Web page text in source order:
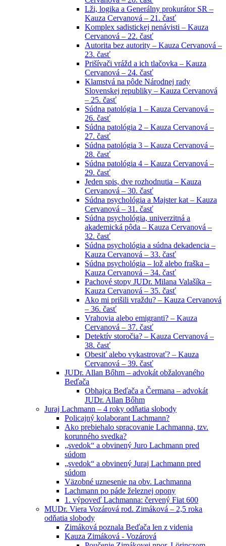
Lži, logika a Generálny prokurátor SR –
Kauza Cervanová – 21. časť
Komplex sadistickej nenávisti – Kauza
Cervanová – 22. časť
Autorita bez autority – Kauza Cervanová –
23. časť
Prišívači vrážd a ich tlačovka – Kauza
Cervanová – 24. časť
Klamstvá na pôde Národnej rady
Slovenskej republiky – Kauza Cervanová
– 25. časť
Súdna patológia 1 – Kauza Cervanová –
26. časť
Súdna patológia 2 – Kauza Cervanová –
27. časť
Súdna patológia 3 – Kauza Cervanová –
28. časť
Súdna patológia 4 – Kauza Cervanová –
29. časť
Jeden spis, dve rozhodnutia – Kauza
Cervanová – 30. časť
Súdna psychológia a Majster kat – Kauza
Cervanová – 31. časť
Súdna psychológia, univerzitná a
akademická pôda – Kauza Cervanová –
32. časť
Súdna psychológia a súdna dekadencia –
Kauza Cervanová – 33. časť
Súdna psychológia – lož alebo fraška –
Kauza Cervanová – 34. časť
Pachové stopy JUDr. Milana Valašíka –
Kauza Cervanová – 35. časť
Ako mi prišili vraždu? – Kauza Cervanová
– 36. časť
Vrahovia alebo emigranti? – Kauza
Cervanová – 37. časť
Detektív storočia? – Kauza Cervanová –
38. časť
Obesiť alebo vykastrovať? – Kauza
Cervanová – 39. časť
JUDr. Allan Bőhm – advokát obžalovaného
Beďača
Obhajca Beďača a Čermana – advokát
JUDr. Allan Bőhm
Juraj Lachmann – 4 roky odňatia slobody
Policajný kolaborant Lachmann?
Ako prebiehalo spracovanie Lachmanna, tzv.
korunného svedka?
„svedok“ a obvinený Juro Lachmann pred
súdom
„svedok“ a obvinený Juraj Lachmann pred
súdom
Väzobné uznesenie na obv. Lachmanna
Lachmann po páde železnej opony
1. výpoveď Lachmanna: červený Fiat 600
MUDr. Viera Vozárová rod. Zimáková – 2,5 roka
odňatia slobody
Zimáková poznala Beďača len z videnia
Kauza Zimáková - Vozárová